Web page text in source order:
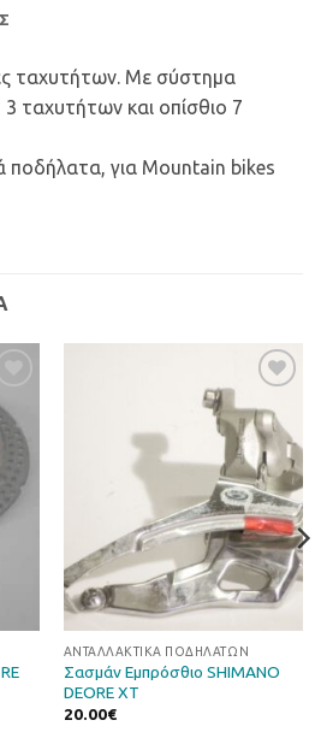
ταχυτήτων. Με σύστημα
ταχυτήτων και οπίσθιο 7
ποδήλατα, για Mountain bikes
Προσθήκη
στη Λίστα
Επιθυμιών
ΑΝΤΑΛΛΑΚΤΙΚΆ ΠΟΔΗΛΆΤΩΝ
Σασμάν Εμπρόσθιο SHIMANO
DEORE XT
20.00€